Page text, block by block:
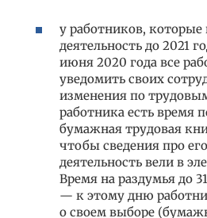
у работников,
деятельность до 2021
июня 2020 года все
уведомить своих
изменения по
работника есть время
бумажная трудовая
чтобы сведения про
деятельность вели в
Время на раздумья до
— к этому дню
о своем выборе